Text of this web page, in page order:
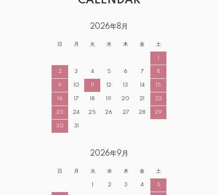
2026年8月
日 月 火 水 木 金 土
1
2 3 4 5 6 7 8
9 10 11 12 13 14 15
16 17 18 19 20 21 22
23 24 25 26 27 28 29
30 31
2026年9月
日 月 火 水 木 金 土
1 2 3 4 5